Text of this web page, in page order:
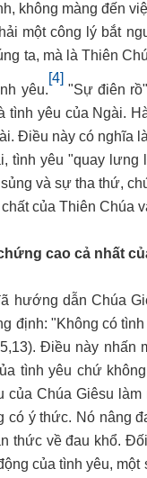
không màng đến
một công lý bắt
ta, mà là Thiên
yêu.
[4]
"Sự điên rồ"
tình yêu của Ngài.
Điều này có nghĩa
tình yêu "quay lưng
và sự tha thứ,
của Thiên Chúa
cao cả nhất
hướng dẫn Chúa
định: "Không có
Điều này nhấn
tình yêu chứ
của Chúa Giêsu
có ý thức. Nó nâng
thức về đau khổ.
của tình yêu,